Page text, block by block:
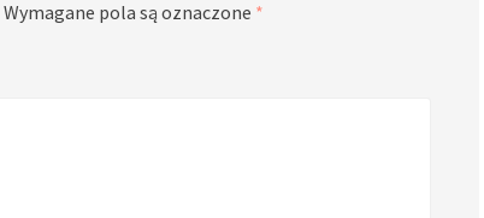
Wymagane pola są oznaczone *